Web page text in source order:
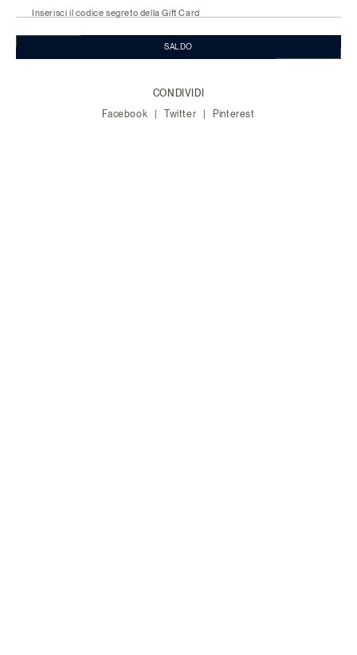
Inserisci il codice segreto della Gift Card
SALDO
CONDIVIDI
Facebook
Twitter Pinterest